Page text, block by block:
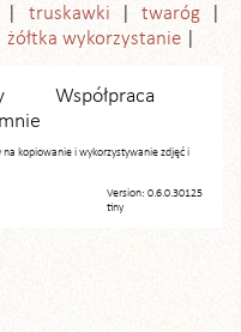
truskawki
twaróg
żółtka wykorzystanie
Współpraca
kopiowanie i wykorzystywanie zdjęć i
Version: 0.6.0.30125
tiny